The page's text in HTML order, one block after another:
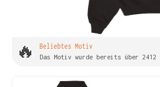
🔥 Beliebtes Motiv
Das Motiv wurde bereits über